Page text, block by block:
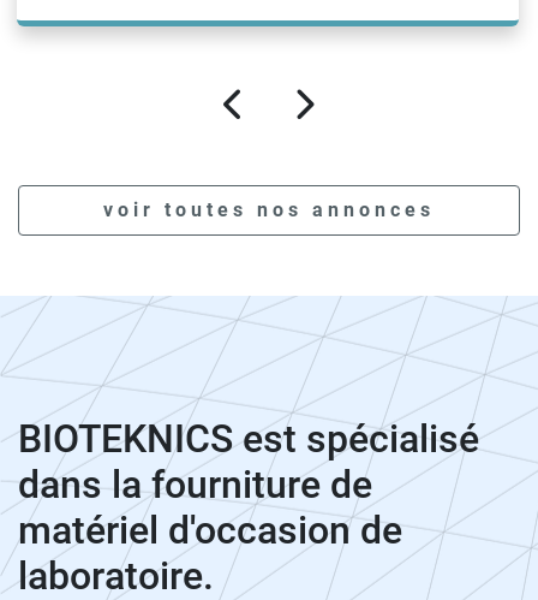
voir toutes nos annonces
BIOTEKNICS est spécialisé
dans la fourniture de
matériel d'occasion de
laboratoire.